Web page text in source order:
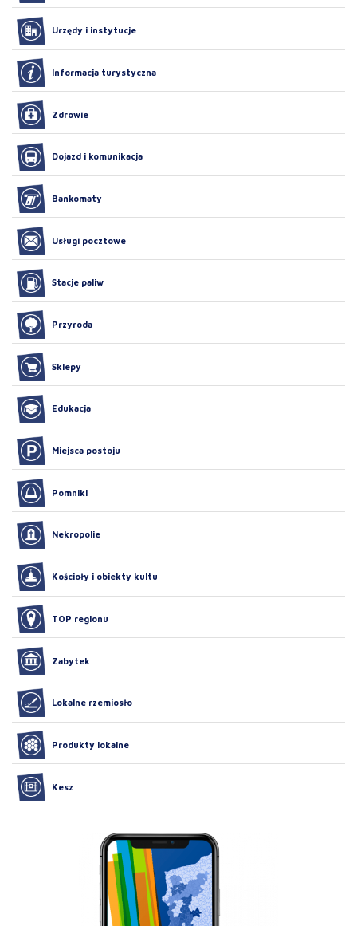
Urzędy i instytucje
Informacja turystyczna
Zdrowie
Dojazd i komunikacja
Bankomaty
Usługi pocztowe
Stacje paliw
Przyroda
Sklepy
Edukacja
Miejsca postoju
Pomniki
Nekropolie
Kościoły i obiekty kultu
TOP regionu
Zabytek
Lokalne rzemiosło
Produkty lokalne
Kesz